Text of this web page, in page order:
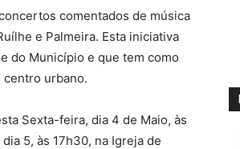
comentados de música
e Palmeira. Esta iniciativa
do Município e que tem como
urbano.
Sexta-feira, dia 4 de Maio, às
5, às 17h30, na Igreja de